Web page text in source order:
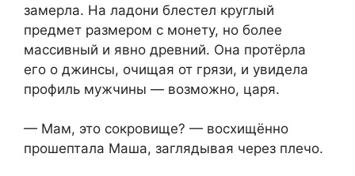
замерла. На ладони блестел круглый
предмет размером с монету, но более
массивный и явно древний. Она протёрла
его о джинсы, очищая от грязи, и увидела
профиль мужчины — возможно, царя.
— Мам, это сокровище? — восхищённо
прошептала Маша, заглядывая через плечо.